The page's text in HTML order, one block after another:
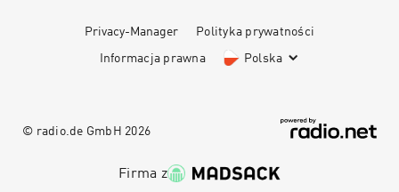
Privacy-Manager Polityka prywatności
Informacja prawna Polska
© radio.de GmbH 2026
Firma z